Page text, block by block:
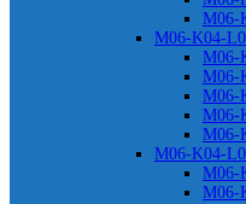
M06-
M06-K04-
M06-
M06-
M06-
M06-
M06-
M06-K04-
M06-
M06-